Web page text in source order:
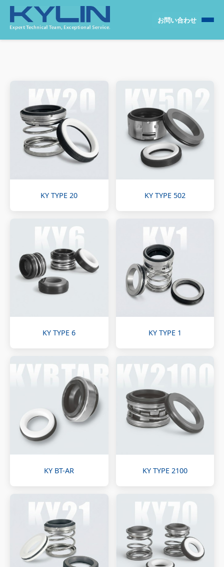
お問い合わせ
KY TYPE 20 KY TYPE 502
KY TYPE 6 KY TYPE 1
KY BT-AR KY TYPE 2100